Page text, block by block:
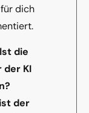
dich
die
der KI
der